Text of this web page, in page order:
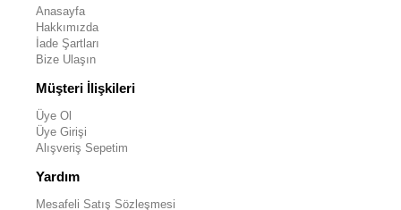
Anasayfa
Hakkımızda
İade Şartları
Bize Ulaşın
Müşteri İlişkileri
Üye Ol
Üye Girişi
Alışveriş Sepetim
Yardım
Mesafeli Satış Sözleşmesi